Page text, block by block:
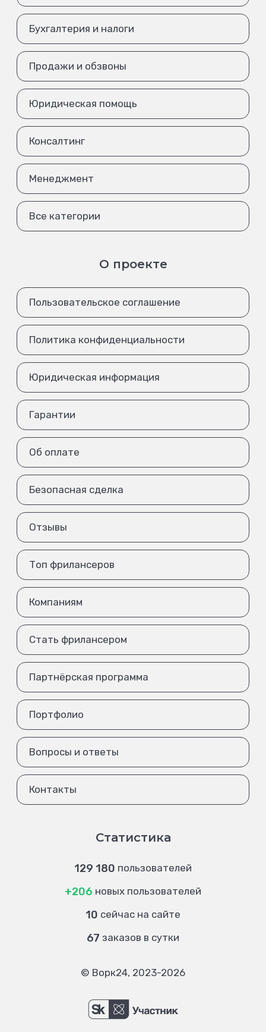
Бухгалтерия и налоги
Продажи и обзвоны
Юридическая помощь
Консалтинг
Менеджмент
Все категории
О проекте
Пользовательское соглашение
Политика конфиденциальности
Юридическая информация
Гарантии
Об оплате
Безопасная сделка
Отзывы
Топ фрилансеров
Компаниям
Стать фрилансером
Партнёрская программа
Портфолио
Вопросы и ответы
Контакты
Статистика
129 180 пользователей
+206 новых пользователей
10 сейчас на сайте
67 заказов в сутки
© Ворк24, 2023-2026